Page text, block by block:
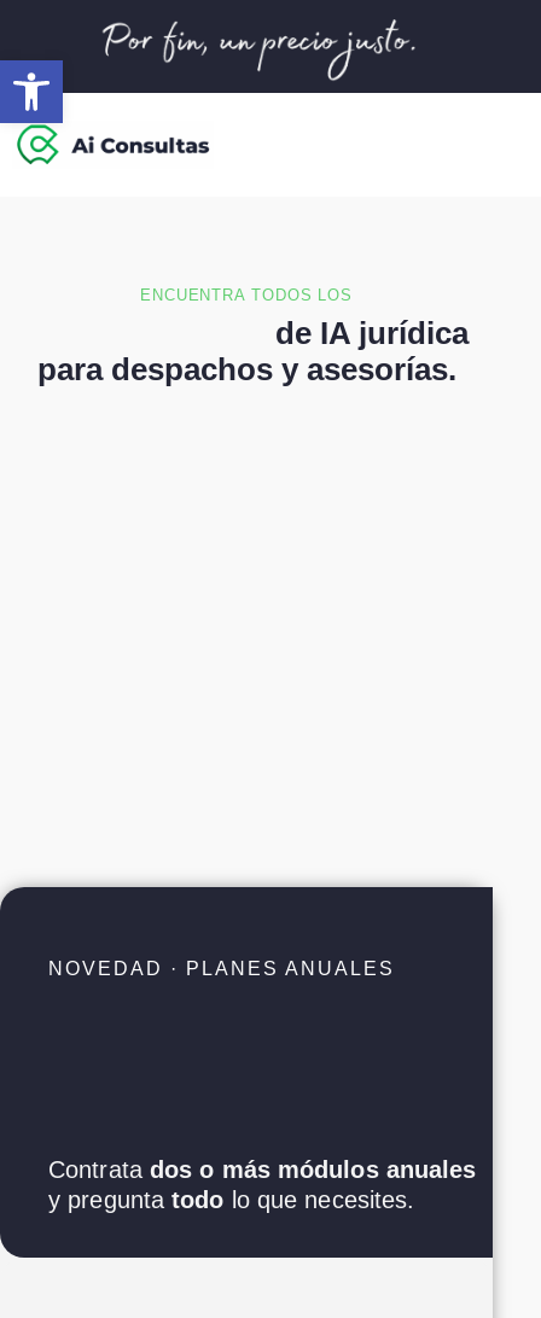
ENCUENTRA TODOS LOS
de IA jurídica
para despachos y asesorías.
NOVEDAD · PLANES ANUALES
Contratados o más módulos anuales
y preguntatodo lo que necesites.
Abrir barra de herramientas